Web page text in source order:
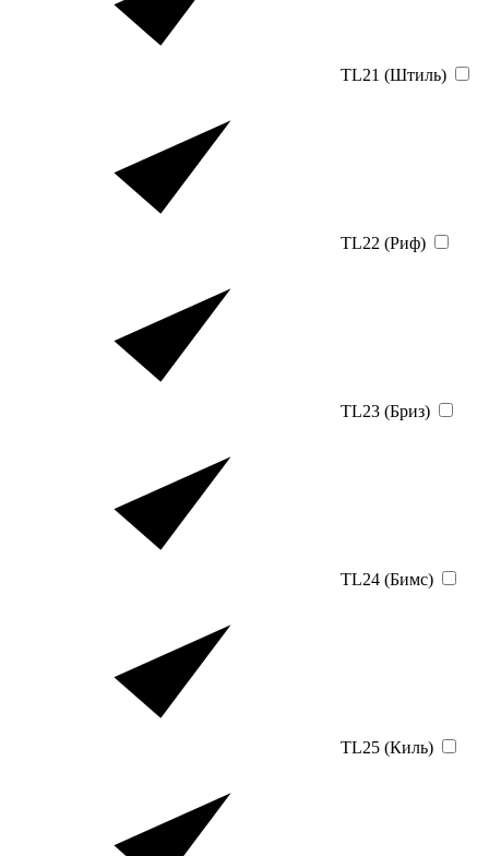
TL21 (Штиль)
TL22 (Риф)
TL23 (Бриз)
TL24 (Бимс)
TL25 (Киль)